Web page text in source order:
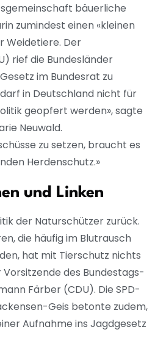
bäuerliche
zumindest einen «kleinen
Weidetiere. Der
rief die Bundesländer
im Bundesrat zu
in Deutschland nicht für
geopfert werden», sagte
Neuwald.
zu setzen, braucht es
Herdenschutz.»
und Linken
der Naturschützer zurück.
die häufig im Blutrausch
hat mit Tierschutz nichts
des Bundestags-
Färber (CDU). Die SPD-
Geis betonte zudem,
Aufnahme ins Jagdgesetz